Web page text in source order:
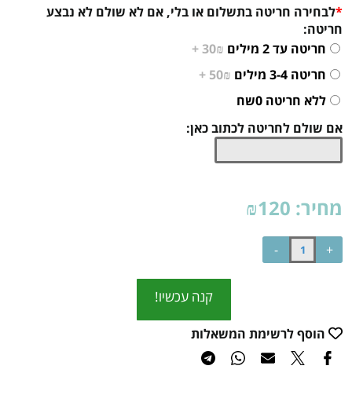
*לבחירה חריטה בתשלום או בלי, אם לא שולם לא נבצע
חריטה:
חריטה עד 2 מילים
30₪ +
חריטה 3-4 מילים
50₪ +
ללא חריטה 0שח
אם שולם לחריטה לכתוב כאן:
מחיר: ₪120
קנה עכשיו!
הוסף לרשימת המשאלות